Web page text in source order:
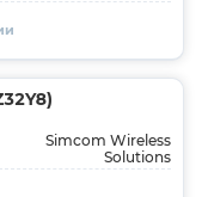
Simcom Wireless
Solutions